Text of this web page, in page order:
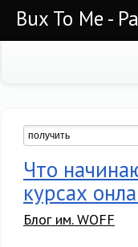
Bux To Me -
Что
курсах
Блог им. WOFF